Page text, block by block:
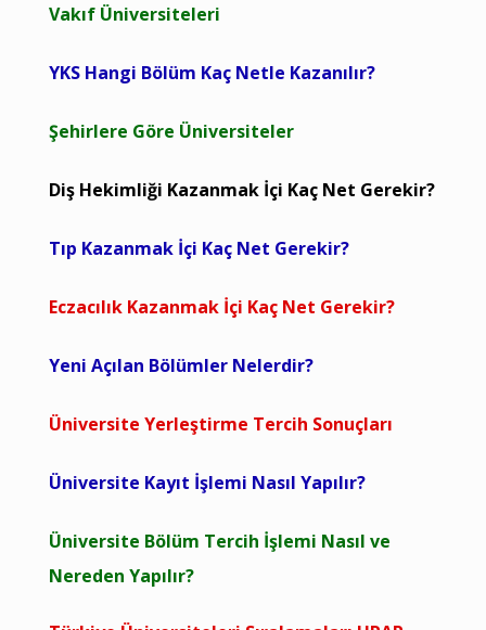
Vakıf Üniversiteleri
YKS Hangi Bölüm Kaç Netle Kazanılır?
Şehirlere Göre Üniversiteler
Diş Hekimliği Kazanmak İçi Kaç Net Gerekir?
Tıp Kazanmak İçi Kaç Net Gerekir?
Eczacılık Kazanmak İçi Kaç Net Gerekir?
Yeni Açılan Bölümler Nelerdir?
Üniversite Yerleştirme Tercih Sonuçları
Üniversite Kayıt İşlemi Nasıl Yapılır?
Üniversite Bölüm Tercih İşlemi Nasıl ve
Nereden Yapılır?